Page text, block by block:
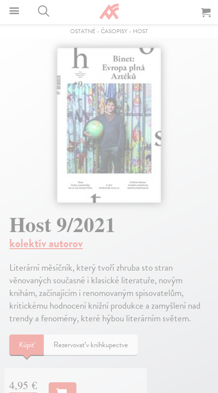
OSTATNÉ - ČASOPISY - HOST
Host 9/2021
kolektív autorov
Literární měsíčník, který tvoří zhruba sto stran
věnovaných současné i klasické literatuře, novým
knihám, začínajícím i renomovaným spisovatelům,
kritickému hodnocení knižní produkce a zamyšlení nad
trendy a fenomény, které hýbou literárním světem.
Kúpiť Rezervovať v kníhkupectve
4,95 €